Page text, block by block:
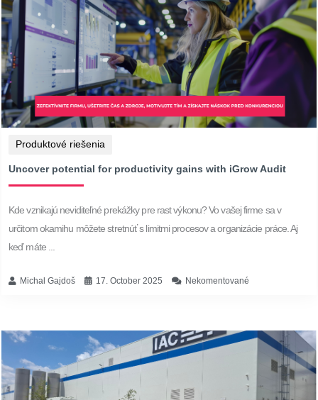
Produktové riešenia
Uncover potential for productivity gains with iGrow Audit
Kde vznikajú neviditeľné prekážky pre rast výkonu? Vo vašej firme sa v
určitom okamihu môžete stretnúť s limitmi procesov a organizácie práce. Aj
keď máte ...
Michal Gajdoš 17. October 2025 Nekomentované